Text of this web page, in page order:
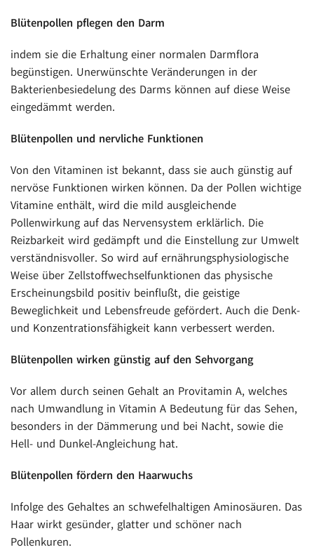
Blütenpollen pflegen den Darm
indem sie die Erhaltung einer normalen Darmflora
begünstigen. Unerwünschte Veränderungen in der
Bakterienbesiedelung des Darms können auf diese Weise
eingedämmt werden.
Blütenpollen und nervliche Funktionen
Von den Vitaminen ist bekannt, dass sie auch günstig auf
nervöse Funktionen wirken können. Da der Pollen wichtige
Vitamine enthält, wird die mild ausgleichende
Pollenwirkung auf das Nervensystem erklärlich. Die
Reizbarkeit wird gedämpft und die Einstellung zur Umwelt
verständnisvoller. So wird auf ernährungsphysiologische
Weise über Zellstoffwechselfunktionen das physische
Erscheinungsbild positiv beinflußt, die geistige
Beweglichkeit und Lebensfreude gefördert. Auch die Denk-
und Konzentrationsfähigkeit kann verbessert werden.
Blütenpollen wirken günstig auf den Sehvorgang
Vor allem durch seinen Gehalt an Provitamin A, welches
nach Umwandlung in Vitamin A Bedeutung für das Sehen,
besonders in der Dämmerung und bei Nacht, sowie die
Hell- und Dunkel-Angleichung hat.
Blütenpollen fördern den Haarwuchs
Infolge des Gehaltes an schwefelhaltigen Aminosäuren. Das
Haar wirkt gesünder, glatter und schöner nach
Pollenkuren.